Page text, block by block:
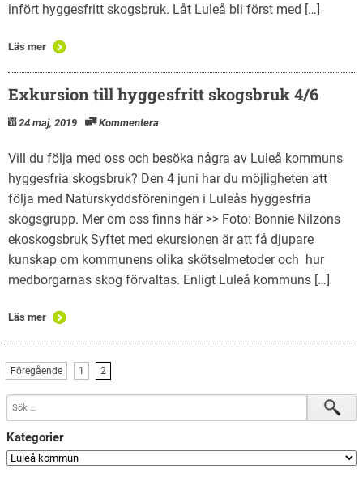
infört hyggesfritt skogsbruk. Låt Luleå bli först med […]
Läs mer
Exkursion till hyggesfritt skogsbruk 4/6
24 maj, 2019 Kommentera
Vill du följa med oss och besöka några av Luleå kommuns
hyggesfria skogsbruk? Den 4 juni har du möjligheten att
följa med Naturskyddsföreningen i Luleås hyggesfria
skogsgrupp. Mer om oss finns här >> Foto: Bonnie Nilzons
ekoskogsbruk Syftet med ekursionen är att få djupare
kunskap om kommunens olika skötselmetoder och hur
medborgarnas skog förvaltas. Enligt Luleå kommuns […]
Läs mer
Föregående 1 2
Kategorier